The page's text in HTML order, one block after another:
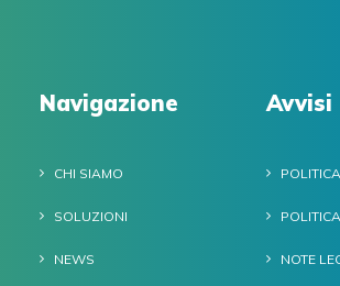
Navigazione
CHI SIAMO
SOLUZIONI
NEWS
Avvisi
NOTE